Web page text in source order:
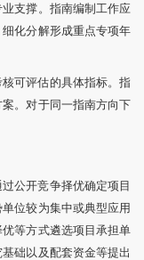
支撑。指南编制工作应
化分解形成重点专项年
可评估的具体指标。指
。对于同一指南方向下
公开竞争择优确定项目
位较为集中或典型应用
等方式遴选项目承担单
础以及配套资金等提出